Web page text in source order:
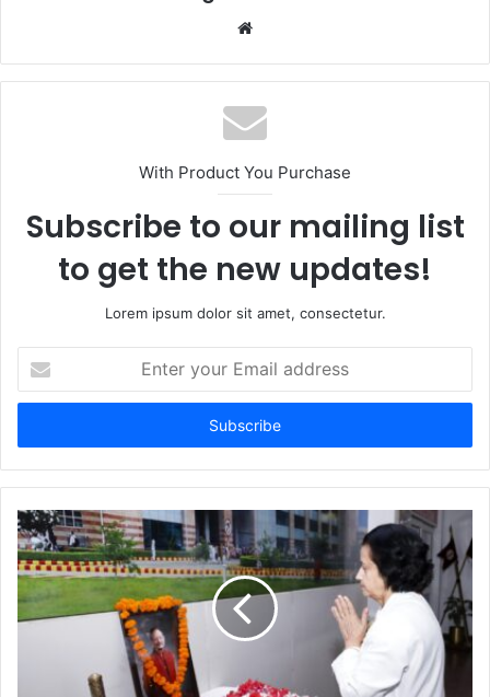
Website
With Product You Purchase
Subscribe to our mailing list
to get the new updates!
Lorem ipsum dolor sit amet, consectetur.
your
Email